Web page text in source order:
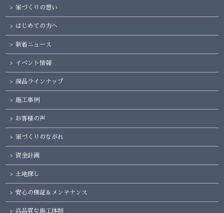
家づくりの想い
はじめての方へ
新着ニュース
イベント情報
商品ラインナップ
施工事例
お客様の声
家づくりのながれ
資金計画
土地探し
安心の保証＆メンテナンス
高品質な施工体制